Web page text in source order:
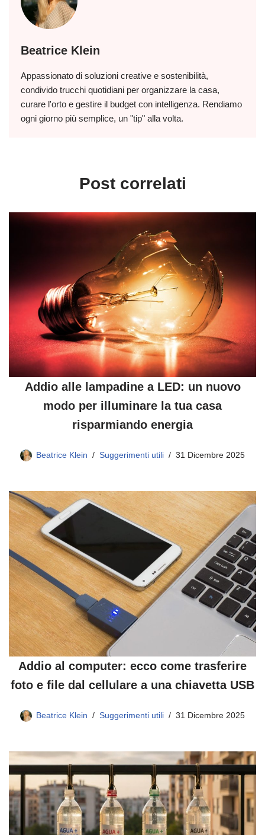
Beatrice Klein
Appassionato di soluzioni creative e sostenibilità,
condivido trucchi quotidiani per organizzare la casa,
curare l'orto e gestire il budget con intelligenza. Rendiamo
ogni giorno più semplice, un "tip" alla volta.
Post correlati
Addio alle lampadine a LED: un nuovo
modo per illuminare la tua casa
risparmiando energia
Beatrice Klein Suggerimenti utili 31 Dicembre 2025
Addio al computer: ecco come trasferire
foto e file dal cellulare a una chiavetta USB
Beatrice Klein Suggerimenti utili 31 Dicembre 2025